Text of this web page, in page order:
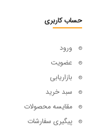
حساب کاربری
ورود
عضویت
بازاریابی
سبد خرید
مقایسه محصولات
پیگیری سفارشات